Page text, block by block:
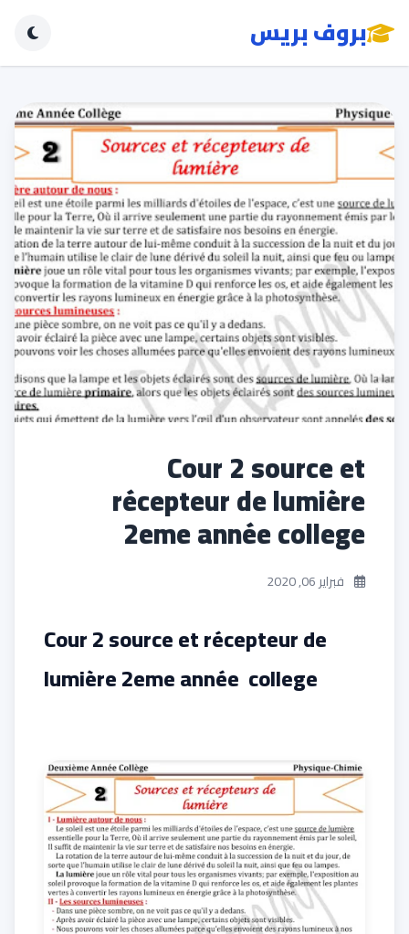
بروف بريس
Cour 2 source et
récepteur de lumière
2eme année college
فبراير 06, 2020
Cour 2 source et récepteur de
lumière 2eme année college